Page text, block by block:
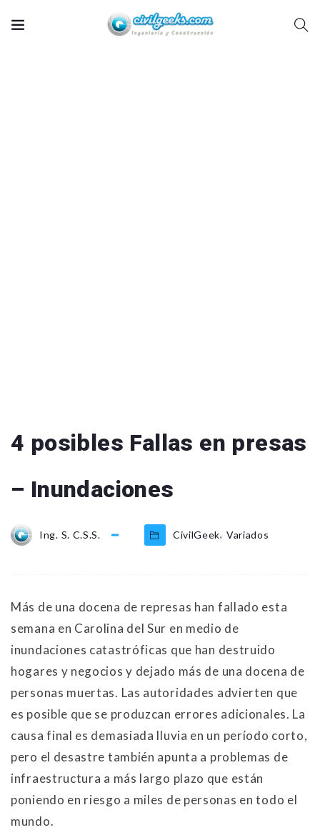
4 posibles Fallas en presas
– Inundaciones
Ing. S. C.S.S. CivilGeek, Variados
Más de una docena de represas han fallado esta
semana en Carolina del Sur en medio de
inundaciones catastróficas que han destruido
hogares y negocios y dejado más de una docena de
personas muertas. Las autoridades advierten que
es posible que se produzcan errores adicionales. La
causa final es demasiada lluvia en un período corto,
pero el desastre también apunta a problemas de
infraestructura a más largo plazo que están
poniendo en riesgo a miles de personas en todo el
mundo.